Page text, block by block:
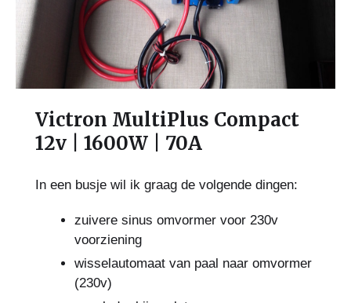
Victron MultiPlus Compact
12v | 1600W | 70A
In een busje wil ik graag de volgende dingen:
zuivere sinus omvormer voor 230v
voorziening
wisselautomaat van paal naar omvormer
(230v)